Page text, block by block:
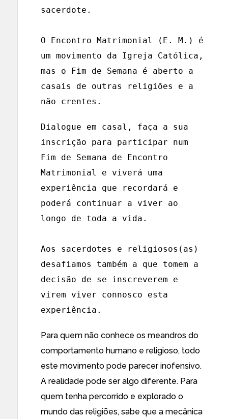
sacerdote.
O Encontro Matrimonial (E. M.) é
um movimento da Igreja Católica,
mas o Fim de Semana é aberto a
casais de outras religiões e a
não crentes.
Dialogue em casal, faça a sua
inscrição para participar num
Fim de Semana de Encontro
Matrimonial e viverá uma
experiência que recordará e
poderá continuar a viver ao
longo de toda a vida.
Aos sacerdotes e religiosos(as)
desafiamos também a que tomem a
decisão de se inscreverem e
virem viver connosco esta
experiência.
Para quem não conhece os meandros do
comportamento humano e religioso, todo
este movimento pode parecer inofensivo.
A realidade pode ser algo diferente. Para
quem tenha percorrido e explorado o
mundo das religiões, sabe que a mecânica